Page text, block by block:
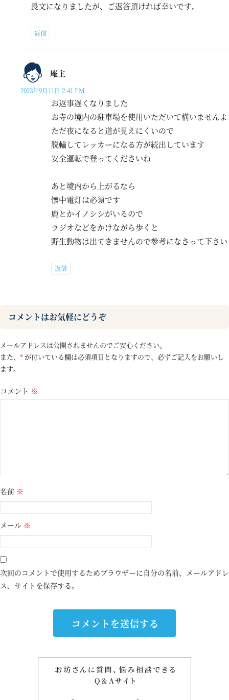
長文になりましたが、ご返答頂ければ幸いです。
返信
庵主
2023年9月11日 2:41 PM
お返事遅くなりました
お寺の境内の駐車場を使用いただいて構いませんよ
ただ夜になると道が見えにくいので
脱輪してレッカーになる方が続出しています
安全運転で登ってくださいね
あと境内から上がるなら
懐中電灯は必須です
鹿とかイノシシがいるので
ラジオなどをかけながら歩くと
野生動物は出てきませんので参考になさって下さい
返信
コメントはお気軽にどうぞ
メールアドレスは公開されませんのでご安心ください。
また、 * が付いている欄は必須項目となりますので、必ずご記入をお願いし
ます。
コメント ※
名前 ※
メール ※
次回のコメントで使用するためブラウザーに自分の名前、メールアドレ
ス、サイトを保存する。